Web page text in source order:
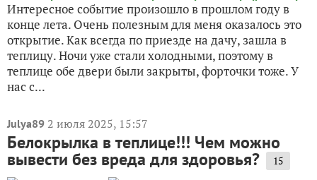
Интересное событие произошло в прошлом году в
конце лета. Очень полезным для меня оказалось это
открытие. Как всегда по приезде на дачу, зашла в
теплицу. Ночи уже стали холодными, поэтому в
теплице обе двери были закрыты, форточки тоже. У
нас с...
Julya89 2 июля 2025, 15:57
Белокрылка в теплице!!! Чем можно
вывести без вреда для здоровья? 15